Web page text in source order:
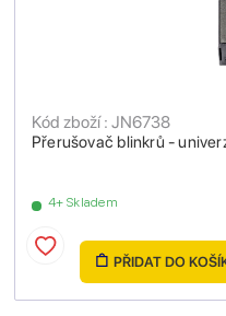
Přerušovač blinkrů -
Kód zboží : JN6738
4+ Skladem
PŘIDAT DO